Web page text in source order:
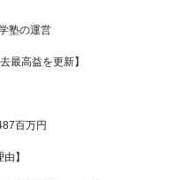
塾の運営
最高益を更新】
百万円
】